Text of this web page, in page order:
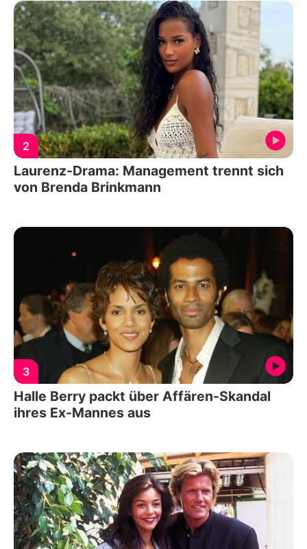
2
Laurenz-Drama: Management trennt sich
von Brenda Brinkmann
3
Halle Berry packt über Affären-Skandal
ihres Ex-Mannes aus